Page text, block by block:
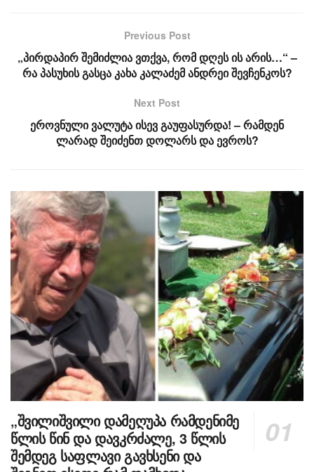
Previous Post
„პირდაპირ შემიძლია ვთქვა, რომ დღეს ის არის…“ –
რა პასუხის გასცა კახა კალაძემ ანდრეი შევჩენკოს?
Next Post
ეროვნული ვალუტა ისევ გაუფასურდა! – რამდენ
ლარად შეიძენთ დოლარს და ევროს?
„შვილიშვილი დამეღუპა რამდენიმე
წლის წინ და დავკრძალე, 3 წლის
შემდეგ საფლავი გავხსენი და